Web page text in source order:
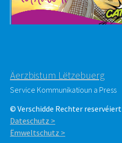
Äerzbistum Lëtzebuerg
Service Kommunikatioun a Press
© Verschidde Rechter reservéiert
Dateschutz >
Ëmweltschutz >